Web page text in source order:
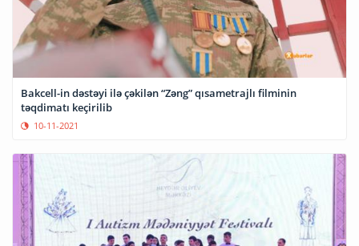
Bakcell-in dəstəyi ilə çəkilən “Zəng” qısametrajlı filminin
təqdimatı keçirilib
10-11-2021